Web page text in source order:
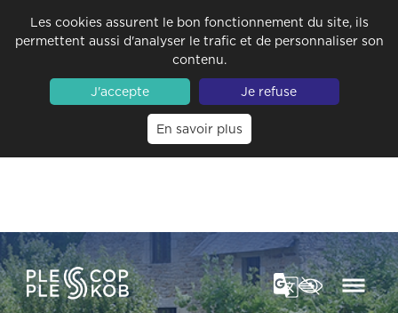
Les cookies assurent le bon fonctionnement du site, ils
permettent aussi d'analyser le trafic et de personnaliser son
contenu.
J'accepte
Je refuse
En savoir plus